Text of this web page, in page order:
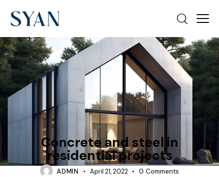
INTERIOR
Concrete and steel in
residential projects
ADMIN April 21, 2022 0 Comments